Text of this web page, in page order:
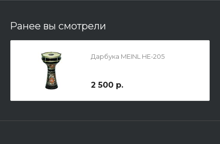
Ранее вы смотрели
Дарбука MEINL HE-205
2 500 р.